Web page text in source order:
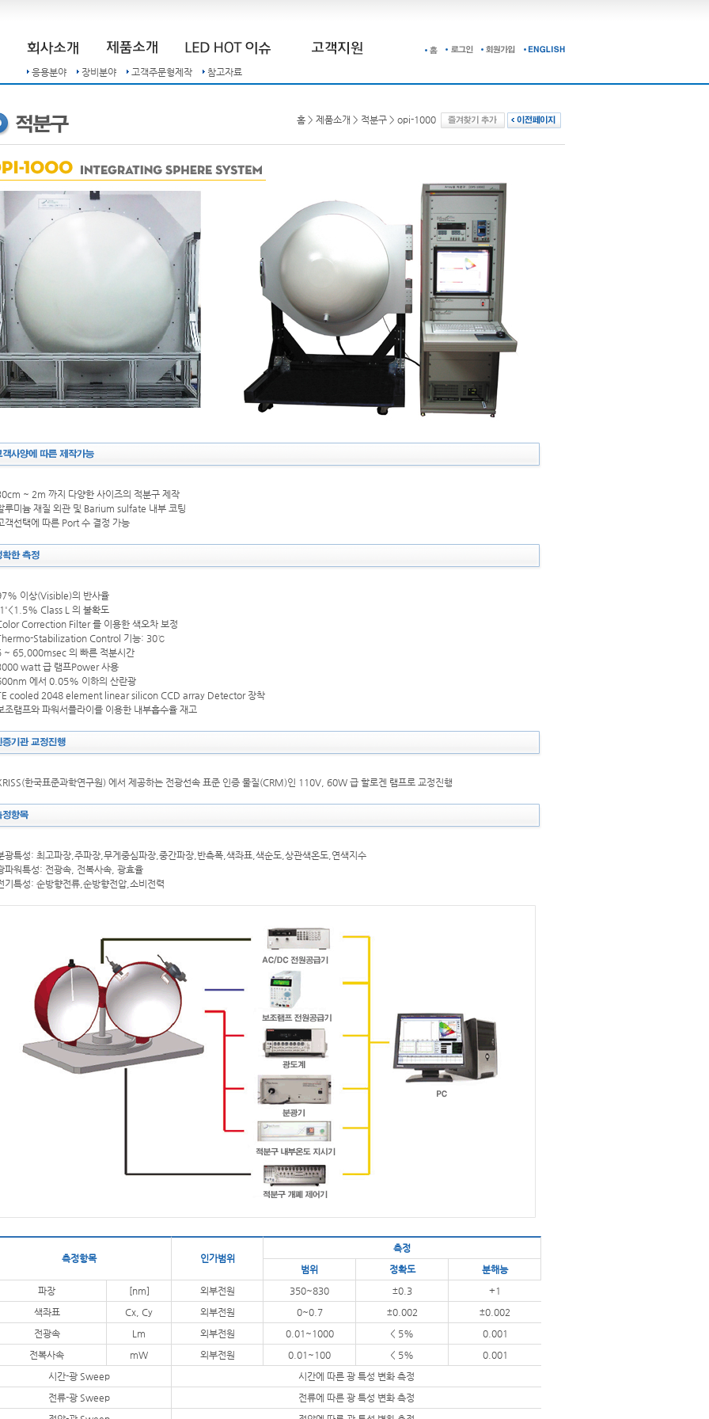
응용분야 장비분야 고객주문형제작 참고자료
홈 > 제품소개 > 적분구 > opi-1000
~ 2m 까지 다양한 사이즈의 적분구 제작
루미늄 재질 외관 및 Barium sulfate 내부 코팅
객선택에 따른 Port 수 결정 가능
이상(Visible)의 반사율
Class L 의 불확도
Correction Filter 를 이용한 색오차 보정
Stabilization Control 기능: 30℃
~ 65,000msec 의 빠른 적분시간
watt 급 램프Power 사용
에서 0.05% 이하의 산란광
cooled 2048 element linear silicon CCD array Detector 장착
조램프와 파워서플라이를 이용한 내부흡수율 재고
한국표준과학연구원) 에서 제공하는 전광선속 표준 인증 물질(CRM)인 110V, 60W 급 할로겐 램프로 교정진행
광특성: 최고파장,주파장,무게중심파장,중간파장,반측폭,색좌표,색순도,상관색온도,연색지수
파워특성: 전광속, 전복사속, 광효율
기특성: 순방향전류,순방향전압,소비전력
측정항목 인가범위
측정
범위
정확도
분해능
파장
[nm] 외부전원 350~830 ±0.3
+1
색좌표
Cx, Cy 외부전원 0~0.7 ±0.002
±0.002
전광속
Lm 외부전원 0.01~1000 < 5%
0.001
전복사속
mW 외부전원 0.01~100 < 5%
0.001
시간-광 Sweep
시간에 따른 광 특성 변화 측정
전류-광 Sweep
전류에 따른 광 특성 변화 측정